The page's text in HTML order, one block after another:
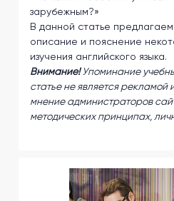
зарубежным?»
В данной статье
описание и пояснение
изучения английского языка.
Внимание!Упоминание
статье не является рекламой
мнение администраторов
методических принципах,